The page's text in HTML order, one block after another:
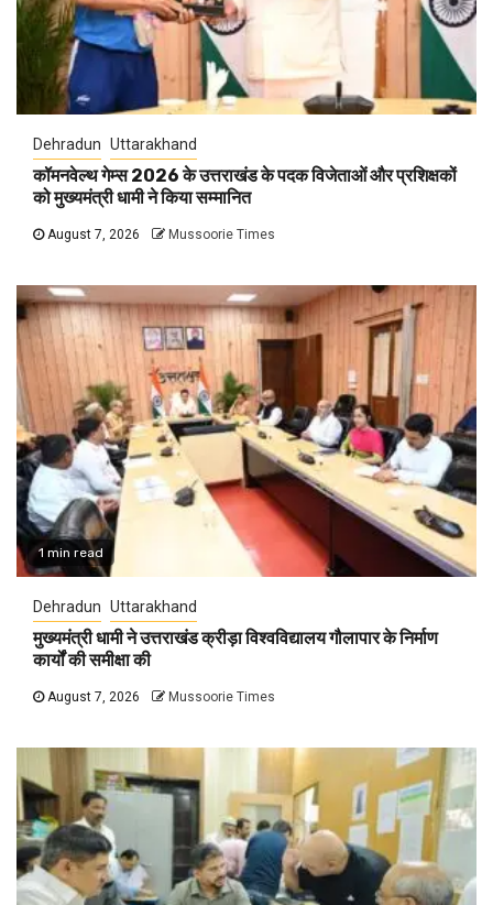
Dehradun Uttarakhand
कॉमनवेल्थ गेम्स 2026 के उत्तराखंड के पदक विजेताओं और प्रशिक्षकों
को मुख्यमंत्री धामी ने किया सम्मानित
August 7, 2026 Mussoorie Times
1 min read
Dehradun Uttarakhand
मुख्यमंत्री धामी ने उत्तराखंड क्रीड़ा विश्वविद्यालय गौलापार के निर्माण
कार्यों की समीक्षा की
August 7, 2026 Mussoorie Times